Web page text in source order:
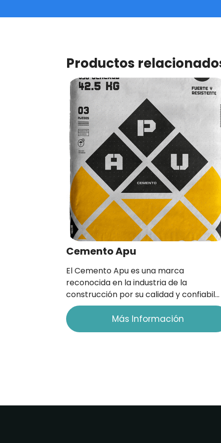
Productos
Cemento Apu
El Cemento Apu es una marca
reconocida en la industria de la
construcción por su calidad y confiabil…
Más Información